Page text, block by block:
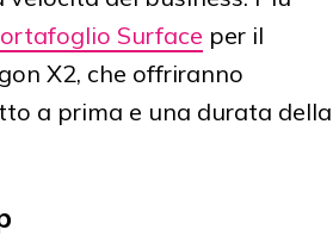
Surface per il
X2, che offriranno
a prima e una durata della